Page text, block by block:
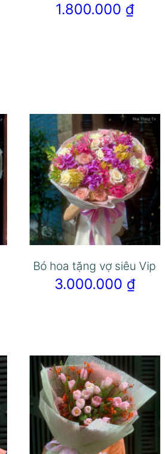
1.800.000 ₫
Bó hoa tặng vợ siêu Vip
3.000.000 ₫